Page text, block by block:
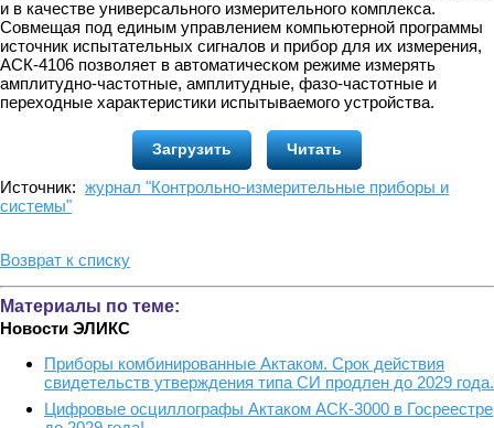
и в качестве универсального измерительного комплекса.
Совмещая под единым управлением компьютерной программы
источник испытательных сигналов и прибор для их измерения,
АСК-4106 позволяет в автоматическом режиме измерять
амплитудно-частотные, амплитудные, фазо-частотные и
переходные характеристики испытываемого устройства.
Загрузить Читать
Источник: журнал "Контрольно-измерительные приборы и
системы"
Возврат к списку
Материалы по теме:
Новости ЭЛИКС
Приборы комбинированные Актаком. Срок действия
свидетельств утверждения типа СИ продлен до 2029 года.
Цифровые осциллографы Актаком АСК-3000 в Госреестре